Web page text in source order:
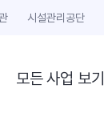
시설관리공단
모든 사업 보기